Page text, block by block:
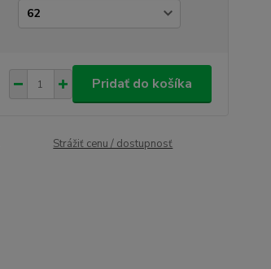
Pridať do košíka
Strážiť cenu / dostupnosť